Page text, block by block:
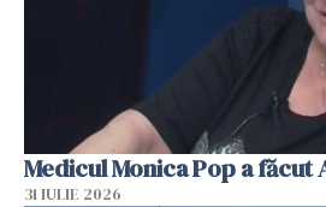
Medicul Monica Pop a făcut
31 IULIE 2026